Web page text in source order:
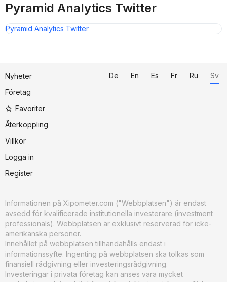
Pyramid Analytics Twitter
Pyramid Analytics Twitter
Nyheter
Företag
Favoriter
Återkoppling
Villkor
Logga in
Register
De En Es Fr Ru Sv
Informationen på Xipometer.com ("Webbplatsen") är endast
avsedd för kvalificerade institutionella investerare (investment
professionals). Webbplatsen är exklusivt reserverad för icke-
amerikanska personer.
Innehållet på webbplatsen tillhandahålls endast i
informationssyfte. Ingenting på webbplatsen ska tolkas som
finansiell rådgivning eller investeringsrådgivning.
Investeringar i privata företag kan anses vara mycket